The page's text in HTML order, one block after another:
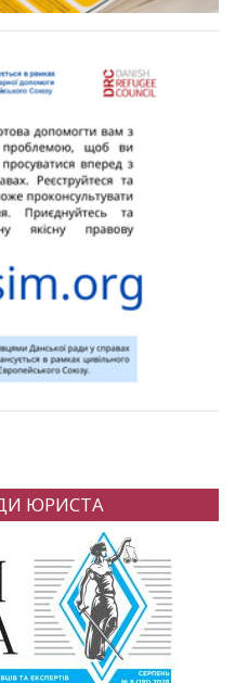
ЮРИСТА